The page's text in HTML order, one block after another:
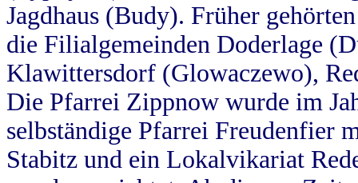
Jagdhaus (Budy). Früher
die Filialgemeinden Doderlage
Klawittersdorf (Glowaczewo),
Die Pfarrei Zippnow wurde im
selbständige Pfarrei Freudenfier
Stabitz und ein Lokalvikariat